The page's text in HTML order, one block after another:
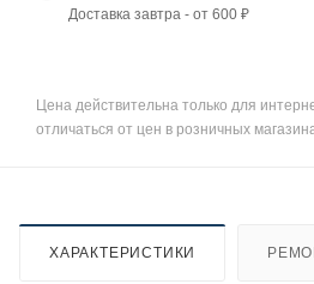
Доставка завтра - от 600 ₽
Цена действительна только для
отличаться от цен в розничных
ХАРАКТЕРИСТИКИ